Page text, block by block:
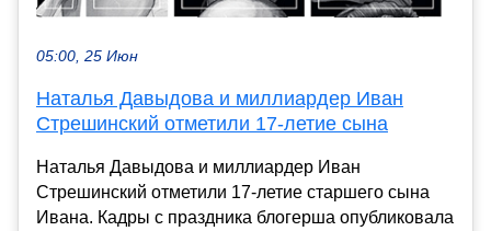
05:00, 25 Июн
Наталья Давыдова и миллиардер Иван
Стрешинский отметили 17-летие сына
Наталья Давыдова и миллиардер Иван
Стрешинский отметили 17-летие старшего сына
Ивана. Кадры с праздника блогерша опубликовала